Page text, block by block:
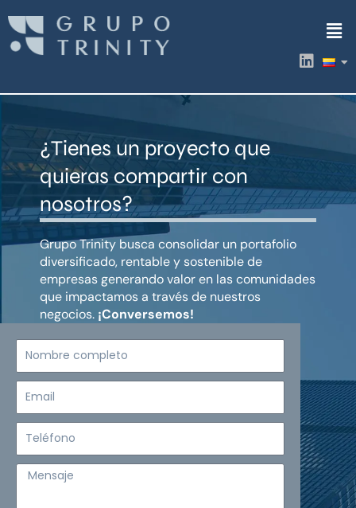
contenido
L
i
k
i
¿Tienes un proyecto que
quieras compartir con
nosotros?
Grupo Trinity busca consolidar un portafolio
diversificado, rentable y sostenible de
empresas generando valor en las comunidades
que impactamos a través de nuestros
negocios. ¡Conversemos!
Mensaje